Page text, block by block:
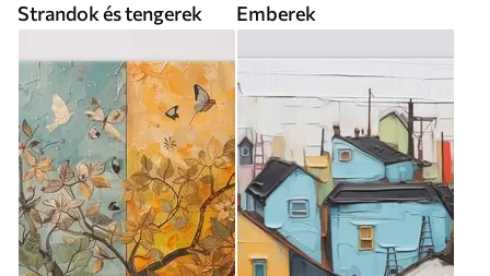
Strandok és tengerek Emberek